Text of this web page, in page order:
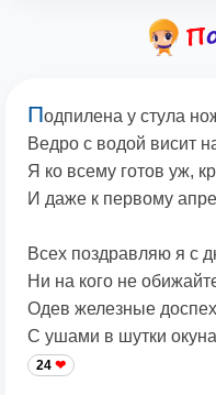
Подпилена у стула
Ведро с водой висит
Я ко всему готов уж,
И даже к первому
Всех поздравляю я с
Ни на кого не
Одев железные
С ушами в шутки
24